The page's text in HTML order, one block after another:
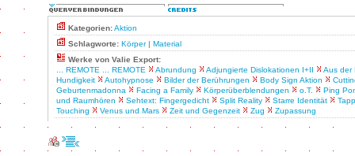
Kategorien:Aktion
Schlagworte: Körper| Material
Werke von Valie Export:
... REMOTE ... REMOTE
Abrundung Adjungierte Dislokationen I+II
Aus der
Hundigkeit
Autohypnose Bilder der Berührungen Body Sign Aktion
Geburtenmadonna
Facing a Family Körperüberblendungen o.T.
Ping
und Raumhören
Sehtext: Fingergedicht Split Reality Starre Identität
Touching
Venus und Mars Zeit und Gegenzeit Zug Zupassung